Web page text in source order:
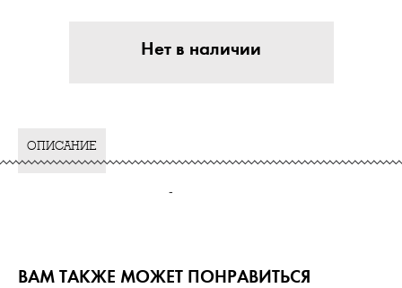
Нет в наличии
ОПИСАНИЕ
-
ВАМ ТАКЖЕ МОЖЕТ ПОНРАВИТЬСЯ